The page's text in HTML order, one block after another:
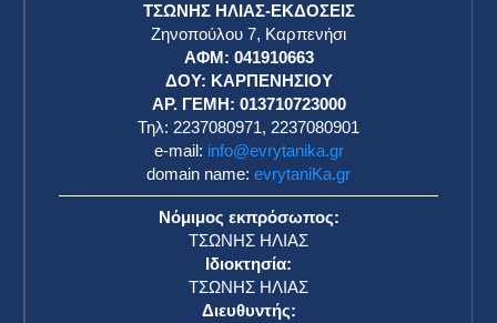
ΤΣΩΝΗΣ ΗΛΙΑΣ-ΕΚΔΟΣΕΙΣ
Ζηνοπούλου 7, Καρπενήσι
ΑΦΜ: 041910663
ΔΟΥ: ΚΑΡΠΕΝΗΣΙΟΥ
ΑΡ. ΓΕΜΗ: 013710723000
Τηλ: 2237080971, 2237080901
e-mail: info@evrytanika.gr
domain name: evrytaniKa.gr
Νόμιμος εκπρόσωπος:
ΤΣΩΝΗΣ ΗΛΙΑΣ
Ιδιοκτησία:
ΤΣΩΝΗΣ ΗΛΙΑΣ
Διευθυντής: